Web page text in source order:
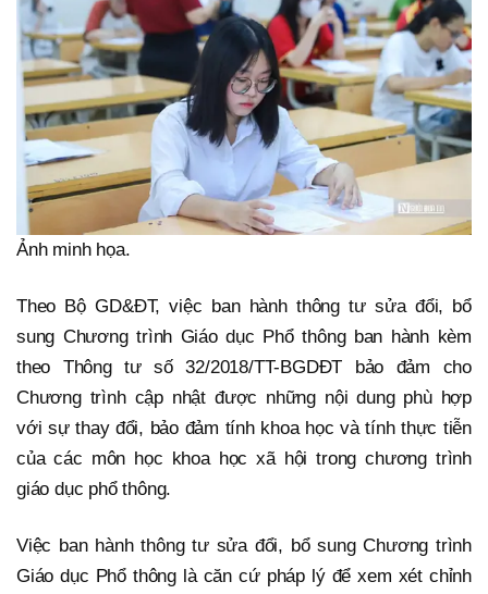
Ảnh minh họa.
Theo Bộ GD&ĐT, việc ban hành thông tư sửa đổi, bổ
sung Chương trình Giáo dục Phổ thông ban hành kèm
theo Thông tư số 32/2018/TT-BGDĐT bảo đảm cho
Chương trình cập nhật được những nội dung phù hợp
với sự thay đổi, bảo đảm tính khoa học và tính thực tiễn
của các môn học khoa học xã hội trong chương trình
giáo dục phổ thông.
Việc ban hành thông tư sửa đổi, bổ sung Chương trình
Giáo dục Phổ thông là căn cứ pháp lý để xem xét chỉnh